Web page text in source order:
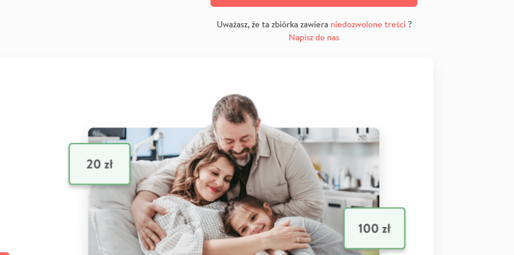
Uważasz, że ta zbiórka zawiera niedozwolone treści?
Napisz do nas